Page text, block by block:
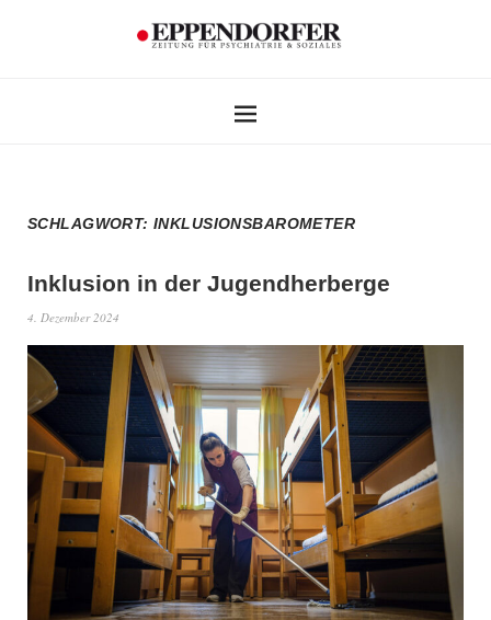
SCHLAGWORT:INKLUSIONSBAROMETER
Inklusion in der Jugendherberge
4. Dezember 2024